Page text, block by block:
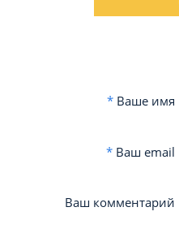
*Ваше имя
*Ваш email
Ваш комментарий